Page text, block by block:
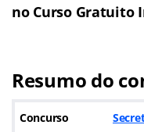
no Curso Gratuito
Resumo do
Concurso